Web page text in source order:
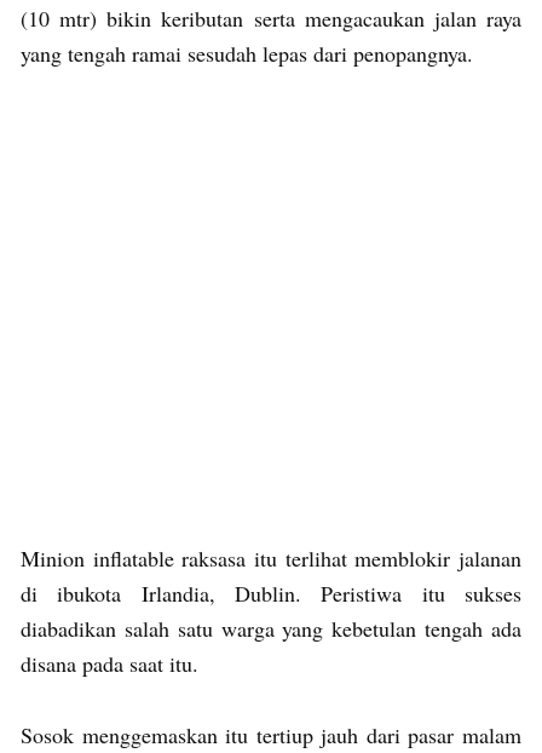
(10 mtr) bikin keributan serta mengacaukan jalan raya
yang tengah ramai sesudah lepas dari penopangnya.
Minion inflatable raksasa itu terlihat memblokir jalanan
di ibukota Irlandia, Dublin. Peristiwa itu sukses
diabadikan salah satu warga yang kebetulan tengah ada
disana pada saat itu.
Sosok menggemaskan itu tertiup jauh dari pasar malam